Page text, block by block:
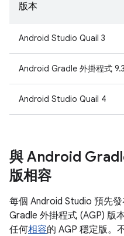
版本
Android Studio Quail 3
Android Gradle 外掛程式
Android Studio Quail 4
與 Android
版相容
每個 Android Studio 預先
Gradle 外掛程式 (AGP) 版
任何相容的 AGP 穩定版。